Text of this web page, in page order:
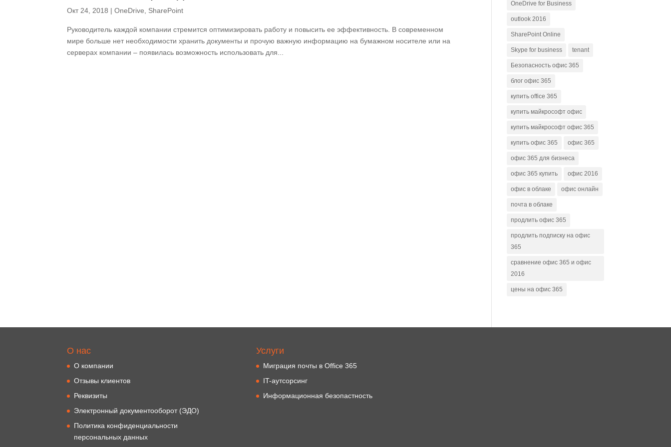
Окт 24, 2018 |OneDrive SharePoint
Руководитель каждой компании стремится оптимизировать работу и повысить ее эффективность. В современном
мире больше нет необходимости хранить документы и прочую важную информацию на бумажном носителе или на
серверах компании – появилась возможность использовать для...
OneDrive for Business
outlook 2016
SharePoint Online
Skype for business tenant
Безопасность офис 365
блог офис 365
купить office 365
купить майкрософт офис
купить майкрософт офис 365
купить офис 365 офис 365
офис 365 для бизнеса
офис 365 купить офис 2016
офис в облаке офис онлайн
почта в облаке
продлить офис 365
продлить подписку на офис
365
сравнение офис 365 и офис
2016
цены на офис 365
О нас
О компании
Отзывы клиентов
Реквизиты
Электронный документооборот (ЭДО)
Политика конфиденциальности
персональных данных
Услуги
Миграция почты в Office 365
IT-аутсорсинг
Информационная безопастность